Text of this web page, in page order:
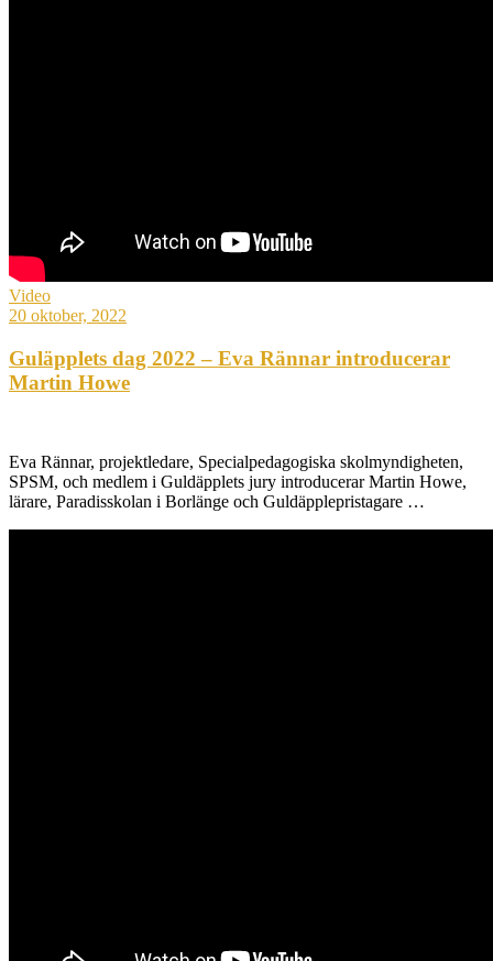
Video
20 oktober, 2022
Guläpplets dag 2022 – Eva Rännar introducerar
Martin Howe
Eva Rännar, projektledare, Specialpedagogiska skolmyndigheten,
SPSM, och medlem i Guldäpplets jury introducerar Martin Howe,
lärare, Paradisskolan i Borlänge och Guldäpplepristagare …